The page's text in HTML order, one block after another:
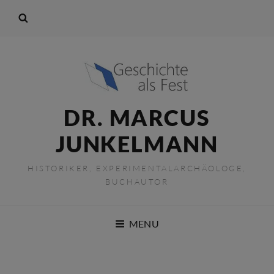
DR. MARCUS
JUNKELMANN
HISTORIKER, EXPERIMENTALARCHÄOLOGE,
BUCHAUTOR
MENU